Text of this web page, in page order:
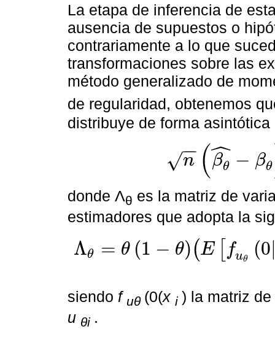
La etapa de inferencia de
ausencia de supuestos o
contrariamente a lo que
transformaciones sobre las
método generalizado de
de regularidad, obtenemos
distribuye de forma
n
−
−
√ (βθ
ˆ − βθ
nβθ ^- βθ → N0,Λ
donde Λθ es la matriz de
estimadores que adopta la
Λθ = θ (1 − θ)(E fuθ (0
Λ θ=θ θEf θ0 x x´ι 1Ex ´ιE fu θ 0xixi 1
siendo f uθ (0(x i ) la matriz
u θi .